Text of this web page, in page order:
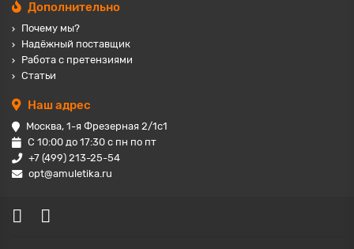
Дополнительно
Почему мы?
Надёжный поставщик
Работа с претензиями
Статьи
Наш адрес
Москва, 1-я Фрезерная 2/1с1
С 10:00 до 17:30 с пн по пт
+7 (499) 213-25-54
opt@amuletika.ru